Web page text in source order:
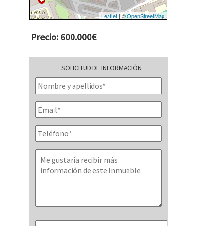
Leaflet | ©OpenStreetMap
Precio: 600.000€
SOLICITUD DE INFORMACIÓN